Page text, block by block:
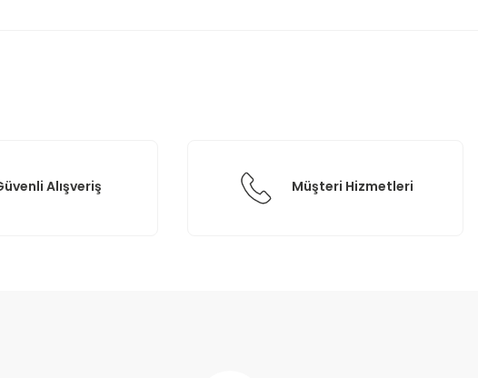
Alışveriş Müşteri Hizmetleri